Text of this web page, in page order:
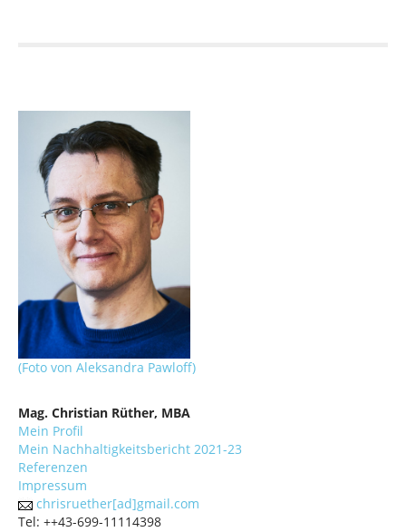
(Foto von Aleksandra Pawloff)
Mag. Christian Rüther, MBA
Mein Profil
Mein Nachhaltigkeitsbericht 2021-23
Referenzen
Impressum
chrisruether[ad]gmail.com
Tel: ++43-699-11114398